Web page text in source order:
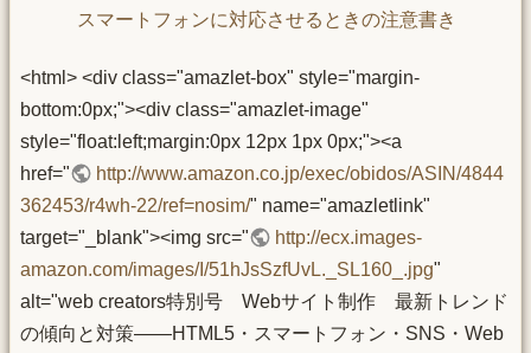
スマートフォンに対応させるときの注意書き
<html> <div class="amazlet-box" style="margin-
bottom:0px;"><div class="amazlet-image"
style="float:left;margin:0px 12px 1px 0px;"><a
href="
http://www.amazon.co.jp/exec/obidos/ASIN/4844
362453/r4wh-22/ref=nosim/" name="amazletlink"
target="_blank"><img src="
http://ecx.images-
amazon.com/images/I/51hJsSzfUvL._SL160_.jpg"
alt="web creators特別号 Webサイト制作 最新トレンド
の傾向と対策――HTML5・スマートフォン・SNS・Web